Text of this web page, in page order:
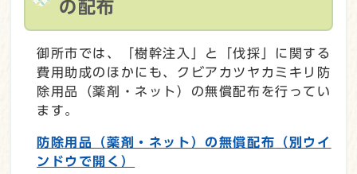
の配布
御所市では、「樹幹注入」と「伐採」に関する
費用助成のほかにも、クビアカツヤカミキリ防
除用品（薬剤・ネット）の無償配布を行ってい
ます。
防除用品（薬剤・ネット）の無償配布 （別ウイ
ンドウで開く）